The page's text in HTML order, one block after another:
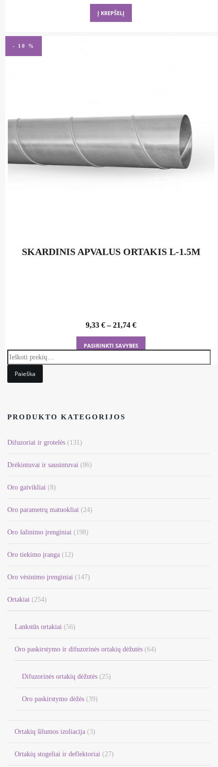
8,89 €.
Į KREPŠELĮ
- 10 %
SKARDINIS APVALUS ORTAKIS L-1.5M
9,33€–21,74€
PASIRINKTI SAVYBES
has
Paieška
PRODUKTO KATEGORIJOS
Difuzoriai ir grotelės (131)
Drėkintuvai ir sausintuvai (86)
Oro gaivikliai (8)
Oro parametrų matuokliai (24)
Oro šalinimo įrenginiai (198)
Oro tiekimo įranga (12)
Oro vėsinimo įrenginiai (147)
Ortakiai (254)
Lankstūs ortakiai (56)
Oro paskirstymo ir difuzorinės ortakių dėžutės (64)
Difuzorinės ortakių dėžutės (25)
Oro paskirstymo dėžės (39)
Ortakių šilumos izoliacija (3)
Ortakių stogeliai ir deflektoriai (27)